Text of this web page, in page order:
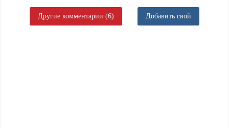
Другие комментарии (6) Добавить свой